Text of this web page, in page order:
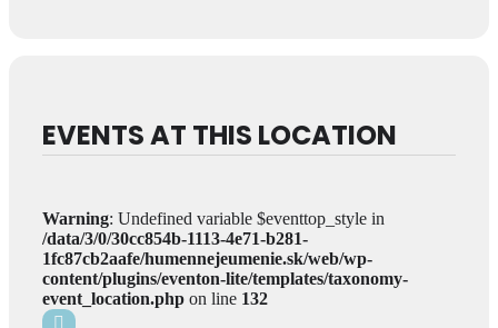
EVENTS AT THIS LOCATION
Warning: Undefined variable $eventtop_style in
/data/3/0/30cc854b-1113-4e71-b281-
1fc87cb2aafe/humennejeumenie.sk/web/wp-
content/plugins/eventon-lite/templates/taxonomy-
event_location.php on line 132